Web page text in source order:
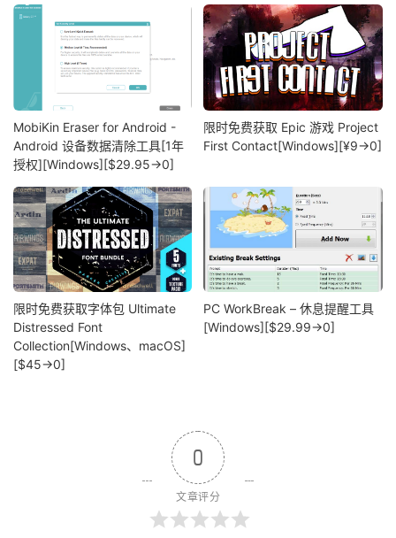
MobiKin Eraser for Android -
Android 设备数据清除工具[1年
授权][Windows][$29.95→0]
限时免费获取 Epic 游戏 Project
First Contact[Windows][¥9→0]
限时免费获取字体包 Ultimate
Distressed Font
Collection[Windows、macOS]
[$45→0]
PC WorkBreak – 休息提醒工具
[Windows][$29.99→0]
0
文章评分